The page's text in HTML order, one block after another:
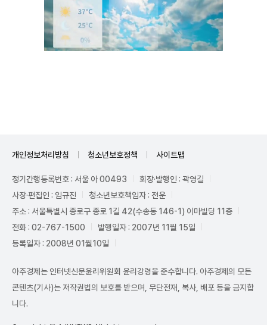
개인정보처리방침 청소년보호정책 사이트맵
정기간행등록번호 : 서울 아 00493
회장·발행인 : 곽영길
사장·편집인 : 임규진
청소년보호책임자 : 전운
주소 : 서울특별시 종로구 종로 1길 42(수송동 146-1) 이마빌딩 11층
전화 : 02-767-1500
발행일자 : 2007년 11월 15일
등록일자 : 2008년 01월10일
아주경제는 인터넷신문윤리위원회 윤리강령을 준수합니다. 아주경제의 모든
콘텐츠(기사)는 저작권법의 보호를 받으며, 무단전재, 복사, 배포 등을 금지합
니다.